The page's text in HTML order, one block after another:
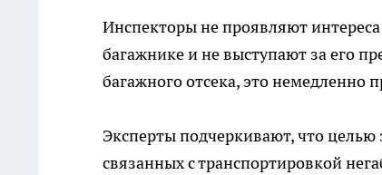
Инспекторы не проявляют
багажнике и не выступают за его
багажного отсека, это немедленно
Эксперты подчеркивают, что
связанных с транспортировкой